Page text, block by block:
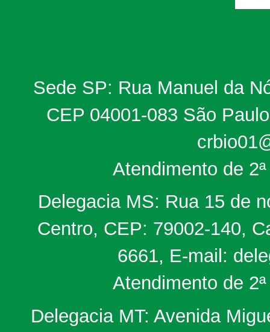
Sede SP: Rua Manuel da
CEP 04001-083 São
Atendimento de
Delegacia MS: Rua 15 de
Centro, CEP: 79002-140,
6661, E-mail:
Atendimento de
Delegacia MT: Avenida